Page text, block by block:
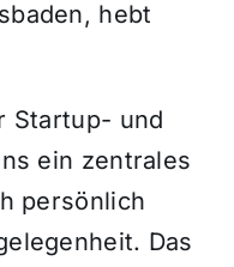
hebt
Startup- und
ein zentrales
persönlich
Das